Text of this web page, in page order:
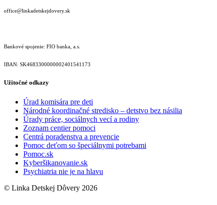
office@linkadetskejdovery.sk
Bankové spojenie: FIO banka, a.s.
IBAN: SK46833000000­02401541173
Užitočné odkazy
Úrad komisára pre deti
Národné koordinačné stredisko – detstvo bez násilia
Úrady práce, sociálnych vecí a rodiny
Zoznam centier pomoci
Centrá poradenstva a prevencie
Pomoc deťom so špeciálnymi potrebami
Pomoc.sk
Kyberšikanovanie.sk
Psychiatria nie je na hlavu
© Linka Detskej Dôvery 2026